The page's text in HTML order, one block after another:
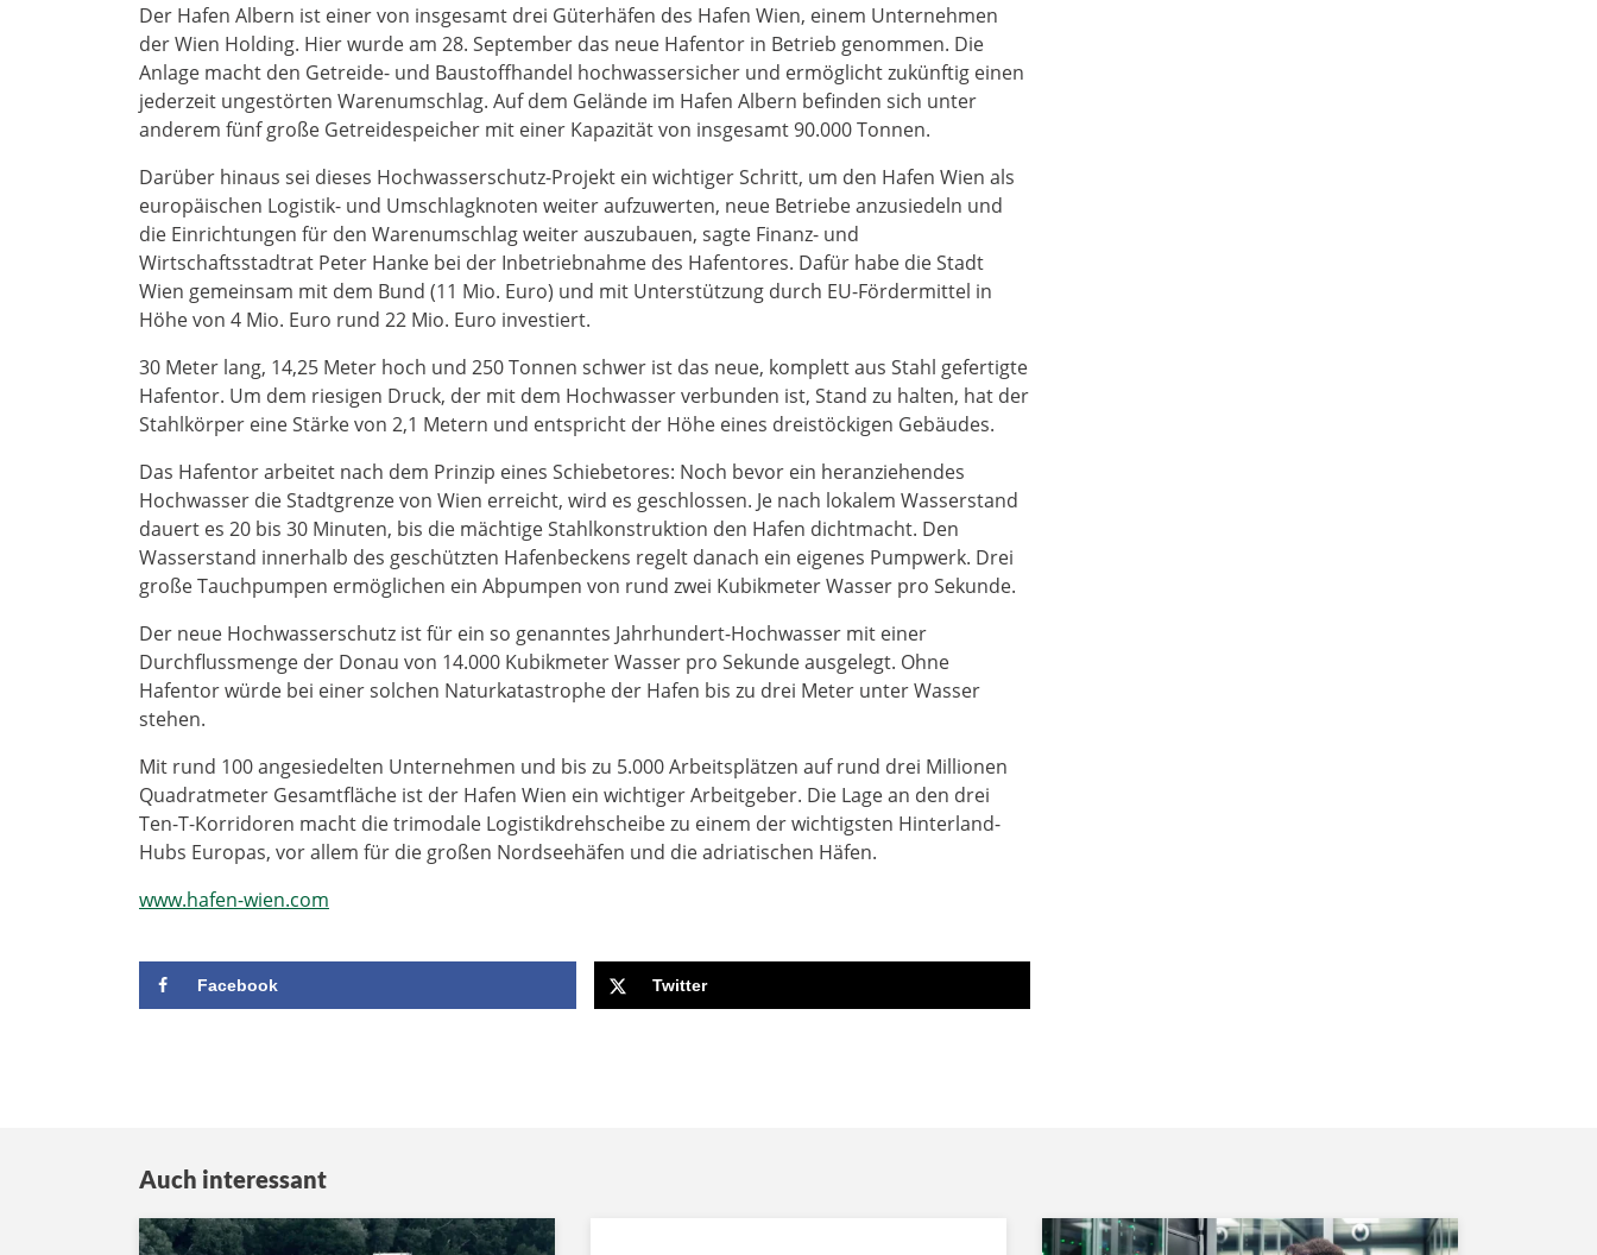
Der Hafen Albern ist einer von insgesamt drei Güterhäfen des Hafen Wien, einem Unternehmen
der Wien Holding. Hier wurde am 28. September das neue Hafentor in Betrieb genommen. Die
Anlage macht den Getreide- und Baustoffhandel hochwassersicher und ermöglicht zukünftig einen
jederzeit ungestörten Warenumschlag. Auf dem Gelände im Hafen Albern befinden sich unter
anderem fünf große Getreidespeicher mit einer Kapazität von insgesamt 90.000 Tonnen.
Darüber hinaus sei dieses Hochwasserschutz-Projekt ein wichtiger Schritt, um den Hafen Wien als
europäischen Logistik- und Umschlagknoten weiter aufzuwerten, neue Betriebe anzusiedeln und
die Einrichtungen für den Warenumschlag weiter auszubauen, sagte Finanz- und
Wirtschaftsstadtrat Peter Hanke bei der Inbetriebnahme des Hafentores. Dafür habe die Stadt
Wien gemeinsam mit dem Bund (11 Mio. Euro) und mit Unterstützung durch EU-Fördermittel in
Höhe von 4 Mio. Euro rund 22 Mio. Euro investiert.
30 Meter lang, 14,25 Meter hoch und 250 Tonnen schwer ist das neue, komplett aus Stahl gefertigte
Hafentor. Um dem riesigen Druck, der mit dem Hochwasser verbunden ist, Stand zu halten, hat der
Stahlkörper eine Stärke von 2,1 Metern und entspricht der Höhe eines dreistöckigen Gebäudes.
Das Hafentor arbeitet nach dem Prinzip eines Schiebetores: Noch bevor ein heranziehendes
Hochwasser die Stadtgrenze von Wien erreicht, wird es geschlossen. Je nach lokalem Wasserstand
dauert es 20 bis 30 Minuten, bis die mächtige Stahlkonstruktion den Hafen dichtmacht. Den
Wasserstand innerhalb des geschützten Hafenbeckens regelt danach ein eigenes Pumpwerk. Drei
große Tauchpumpen ermöglichen ein Abpumpen von rund zwei Kubikmeter Wasser pro Sekunde.
Der neue Hochwasserschutz ist für ein so genanntes Jahrhundert-Hochwasser mit einer
Durchflussmenge der Donau von 14.000 Kubikmeter Wasser pro Sekunde ausgelegt. Ohne
Hafentor würde bei einer solchen Naturkatastrophe der Hafen bis zu drei Meter unter Wasser
stehen.
Mit rund 100 angesiedelten Unternehmen und bis zu 5.000 Arbeitsplätzen auf rund drei Millionen
Quadratmeter Gesamtfläche ist der Hafen Wien ein wichtiger Arbeitgeber. Die Lage an den drei
Ten-T-Korridoren macht die trimodale Logistikdrehscheibe zu einem der wichtigsten Hinterland-
Hubs Europas, vor allem für die großen Nordseehäfen und die adriatischen Häfen.
www.hafen-wien.com
Facebook Twitter
Auch interessant